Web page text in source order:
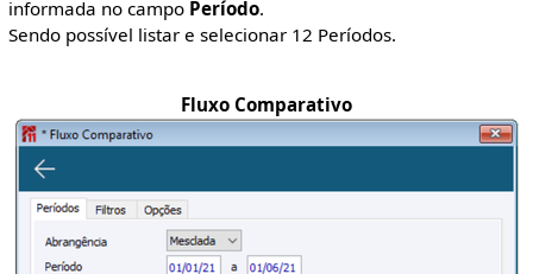
informada no campo Período.
Sendo possível listar e selecionar 12 Períodos.
Fluxo Comparativo